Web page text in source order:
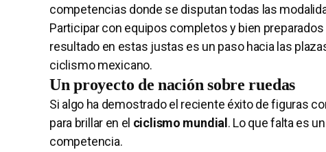
competencias donde se disputan todas las
Participar con equipos completos y bien
resultado en estas justas es un paso hacia las
ciclismo mexicano.
Un proyecto de nación sobre ruedas
Si algo ha demostrado el reciente éxito de figuras
para brillar en el ciclismo mundial . Lo que falta es
competencia.